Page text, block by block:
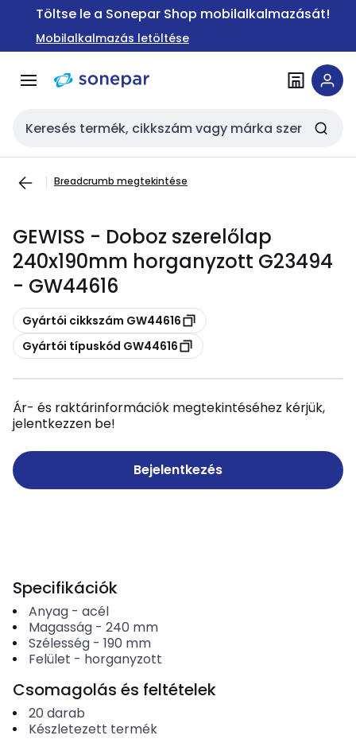
Ugrás a
Ugrás a
tartalomra
Töltse le a Sonepar Shop mobilalkalmazását!
Mobilalkalmazás letöltése
Keresési bemenet
Breadcrumb megtekintése
GEWISS - Doboz szerelőlap
240x190mm horganyzott G23494
- GW44616
Másolás
Gyártói cikkszám GW44616
Másolás
Gyártói típuskód GW44616
Ár- és raktárinformációk megtekintéséhez kérjük,
jelentkezzen be!
Bejelentkezés
Specifikációk
Anyag- acél
Magasság- 240 mm
Szélesség- 190 mm
Felület - horganyzott
Csomagolás és feltételek
20 darab
Készletezett termék